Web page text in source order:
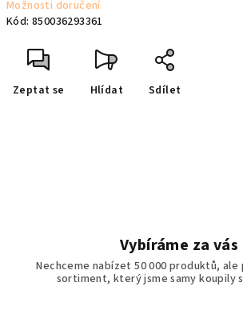
Možnosti doručení
Kód: 850036293361
Zeptat se Hlídat Sdílet
Vybíráme za vás
Nechceme nabízet 50 000 produktů,
sortiment, který jsme samy koupily